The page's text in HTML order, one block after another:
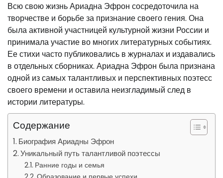
Всю свою жизнь Ариадна Эфрон сосредоточила на
творчестве и борьбе за признание своего гения. Она
была активной участницей культурной жизни России и
принимала участие во многих литературных событиях.
Ее стихи часто публиковались в журналах и издавались
в отдельных сборниках. Ариадна Эфрон была признана
одной из самых талантливых и перспективных поэтесс
своего времени и оставила неизгладимый след в
истории литературы.
Содержание
Биография Ариадны Эфрон
Уникальный путь талантливой поэтессы
Ранние годы и семья